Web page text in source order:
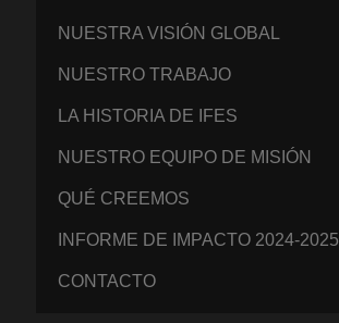
NUESTRA VISIÓN GLOBAL
NUESTRO TRABAJO
LA HISTORIA DE IFES
NUESTRO EQUIPO DE MISIÓN
QUÉ CREEMOS
INFORME DE IMPACTO 2024-2025
CONTACTO